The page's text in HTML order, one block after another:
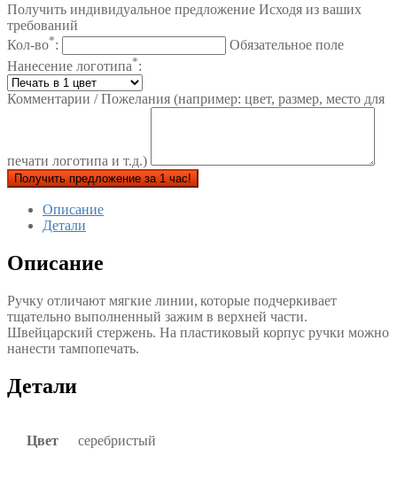
Получить индивидуальное предложение Исходя из ваших
требований
Кол-во*:
Обязательное поле
Нанесение логотипа*:
Комментарии / Пожелания (например: цвет, размер, место для
печати логотипа и т.д.)
Получить предложение за 1 час!
Описание
Детали
Описание
Ручку отличают мягкие линии, которые подчеркивает
тщательно выполненный зажим в верхней части.
Швейцарский стержень. На пластиковый корпус ручки можно
нанести тампопечать.
Детали
Цвет серебристый